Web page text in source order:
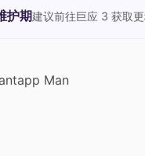
护期建议前往巨应 3 获取
Man